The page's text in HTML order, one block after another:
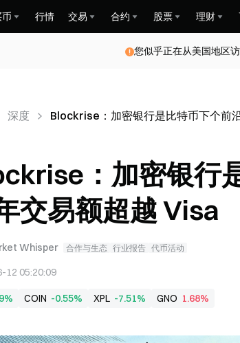
行情 交易 合约 股票 理财
您似乎正在从美国地区
深度 Blockrise：加密银行是比特币下个前
：加密银行
交易额超越 Visa
Whisper 合作与生态 行业报告 代币活动
12 05:20:09
COIN -0.55% XPL -7.51% GNO 1.68%